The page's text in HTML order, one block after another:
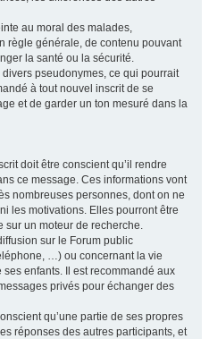
au moral des malades,
règle générale, de contenu pouvant
la santé ou la sécurité.
divers pseudonymes, ce qui pourrait
à tout nouvel inscrit de se
et de garder un ton mesuré dans la
doit être conscient qu’il rendre
ce message. Ces informations vont
nombreuses personnes, dont on ne
les motivations. Elles pourront être
sur un moteur de recherche.
sur le Forum public
…) ou concernant la vie
enfants. Il est recommandé aux
privés pour échanger des
qu’une partie de ses propres
réponses des autres participants, et